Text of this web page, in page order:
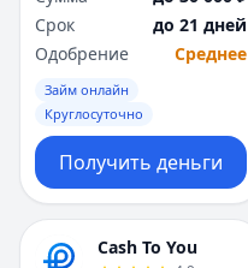
Срок
до 21 дней
Одобрение
Среднее
Займ онлайн
Круглосуточно
Получить деньги
Cash To You